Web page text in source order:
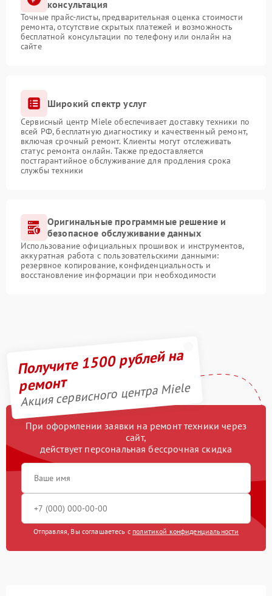
консультация
Точные прайс-листы, предварительная оценка стоимости
ремонта, отсутствие скрытых платежей и возможность
бесплатной консультации по телефону или онлайн на
сайте
Широкий спектр услуг
Сервисный центр Miele обеспечивает доставку техники по
всей РФ, бесплатную диагностику и качественный ремонт,
включая срочный ремонт. Клиенты могут отслеживать
статус ремонта онлайн. Также предоставляется
постгарантийное обслуживание для продления срока
службы техники
Оригинальные программные решение и
безопасное обслуживание данных
Использование официальных прошивок и инструментов,
аккуратная работа с пользовательскими данными:
резервное копирование, конфиденциальность и
восстановление информации при необходимости
Получите 1500 рублей на
ремонт
Акция сервисного центра Miele
При оформлении заявки на ремонт техники через
сайт,
действует персональная бессрочная скидка
Отправляя, Вы соглашаетесь с политикой конфиденциальности